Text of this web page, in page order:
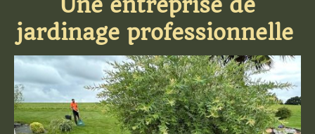
Une entreprise de
jardinage professionnelle